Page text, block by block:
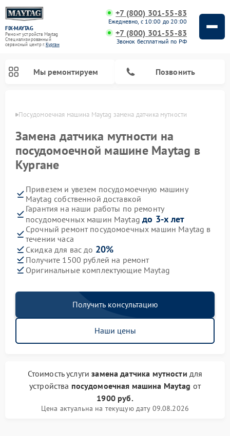
FIX-MAYTAG
Ремонт устройств Maytag
Специализированный
cервисный центр г.Курган
+7 (800) 301-55-83
Ежедневно, с 10:00 до 20:00
+7 (800) 301-55-83
Звонок бесплатный по РФ
Мы ремонтируем Позвонить
Посудомоечная машина Maytag замена датчика мутности
Замена датчика мутности на
посудомоечной машине Maytag в
Кургане
Привезем и увезем посудомоечную машину
Maytag собственной доставкой
Гарантия на наши работы по ремонту
посудомоечных машин Maytagдо 3-х лет
Срочный ремонт посудомоечных машин Maytag в
течении часа
Скидка для вас до 20%
Получите 1500 рублей на ремонт
Оригинальные комплектующие Maytag
Получить консультацию
Наши цены
Стоимость услугизамена датчика мутности для
устройства посудомоечная машина Maytag от
1900 руб.
Цена актуальна на текущую дату 09.08.2026